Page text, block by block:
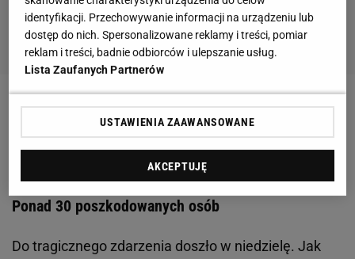
Zobacz wideoEkspert przestrzega przed meczem z
Walią. "Rzucą się na nas"
Tragiczne sceny podczas wyścigu na Węgrzech.
Ponad 30 poszkodowanych osób
Do tragicznego zdarzenia doszło w niedzielę. Jak
identyfikacji. Przechowywanie informacji na urządzeniu lub
dostęp do nich. Spersonalizowane reklamy i treści, pomiar
reklam i treści, badnie odbiorców i ulepszanie usług.
Lista Zaufanych Partnerów
USTAWIENIA ZAAWANSOWANE
AKCEPTUJĘ